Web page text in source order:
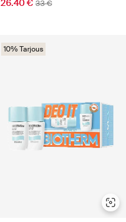
26.40 € 33 €
10% Tarjous